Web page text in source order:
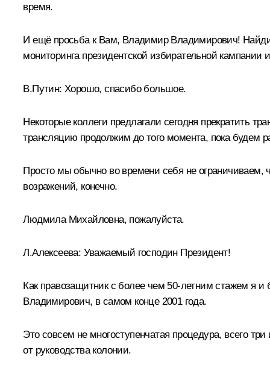
время.
И ещё просьба к Вам, Владимир Владимирович!
мониторинга президентской избирательной
В.Путин: Хорошо, спасибо большое.
Некоторые коллеги предлагали сегодня прекратить
трансляцию продолжим до того момента, пока будем
Просто мы обычно во времени себя не ограничиваем,
возражений, конечно.
Людмила Михайловна, пожалуйста.
Л.Алексеева: Уважаемый господин Президент!
Как правозащитник с более чем 50-летним стажем я
Владимирович, в самом конце 2001 года.
Это совсем не многоступенчатая процедура, всего
от руководства колонии.